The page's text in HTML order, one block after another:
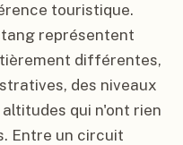
touristique.
représentent
différentes,
des niveaux
qui n'ont rien
Entre un circuit